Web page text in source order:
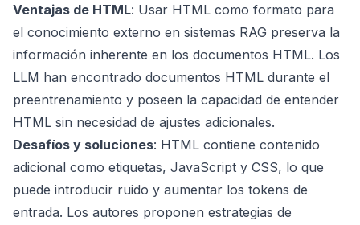
Ventajas de HTML: Usar HTML como formato para
el conocimiento externo en sistemas RAG preserva la
información inherente en los documentos HTML. Los
LLM han encontrado documentos HTML durante el
preentrenamiento y poseen la capacidad de entender
HTML sin necesidad de ajustes adicionales.
Desafíos y soluciones: HTML contiene contenido
adicional como etiquetas, JavaScript y CSS, lo que
puede introducir ruido y aumentar los tokens de
entrada. Los autores proponen estrategias de